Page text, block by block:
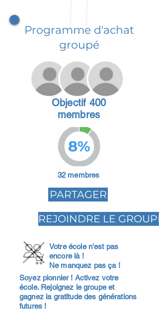
Programme d'achat
groupé
Objectif 400
membres
8%
32 membres
PARTAGER
REJOINDRE LE GROUPE
Votre école n'est pas
encore là !
Ne manquez pas ça !
Soyez pionnier ! Activez votre
école. Rejoignez le groupe et
gagnez la gratitude des générations
futures !